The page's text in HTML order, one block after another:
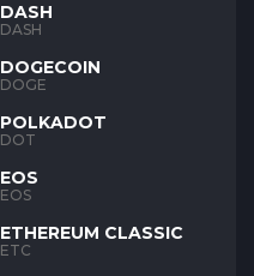
DASH
DASH
DOGECOIN
DOGE
POLKADOT
DOT
EOS
EOS
ETHEREUM CLASSIC
ETC